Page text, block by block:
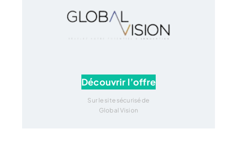
Découvrir l’offre
Sur le site sécurisé de
Global Vision